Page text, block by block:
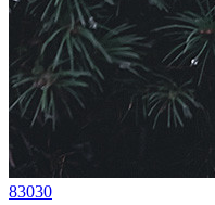
83030